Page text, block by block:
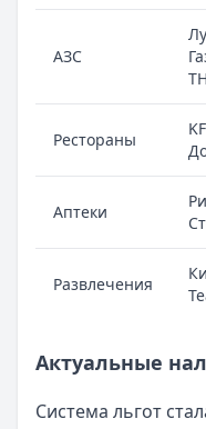
АЗС
Рестораны
Аптеки
Развлечения
Актуальные
Система льгот